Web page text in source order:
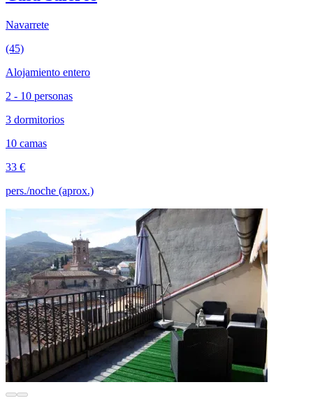
Navarrete
(45)
Alojamiento entero
2 - 10 personas
3 dormitorios
10 camas
33 €
pers./noche (aprox.)